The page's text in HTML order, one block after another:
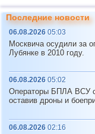
12 Мексика
13
Юж. Джорджия
о.
14 США
15 Гондурас
16 Гватемала
18 Иран
Последние новости
06.08.2026 05:03
Москвича осудили за
Лубянке в 2010 году.
06.08.2026 05:02
Операторы БПЛА ВСУ
оставив дроны и
06.08.2026 02:16